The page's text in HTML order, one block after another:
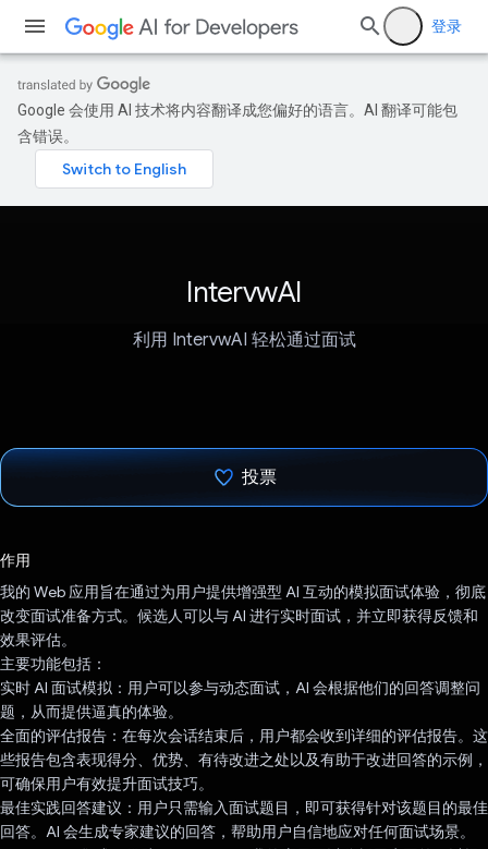
登录
Google 会使用 AI 技术将内容翻译成您偏好的语言。AI 翻译可能包
含错误。
IntervwAI
利用 IntervwAI 轻松通过面试
投票
作用
我的 Web 应用旨在通过为用户提供增强型 AI 互动的模拟面试体验，彻底
改变面试准备方式。候选人可以与 AI 进行实时面试，并立即获得反馈和
效果评估。
主要功能包括：
实时 AI 面试模拟：用户可以参与动态面试，AI 会根据他们的回答调整问
题，从而提供逼真的体验。
全面的评估报告：在每次会话结束后，用户都会收到详细的评估报告。这
些报告包含表现得分、优势、有待改进之处以及有助于改进回答的示例，
可确保用户有效提升面试技巧。
最佳实践回答建议：用户只需输入面试题目，即可获得针对该题目的最佳
回答。AI 会生成专家建议的回答，帮助用户自信地应对任何面试场景。